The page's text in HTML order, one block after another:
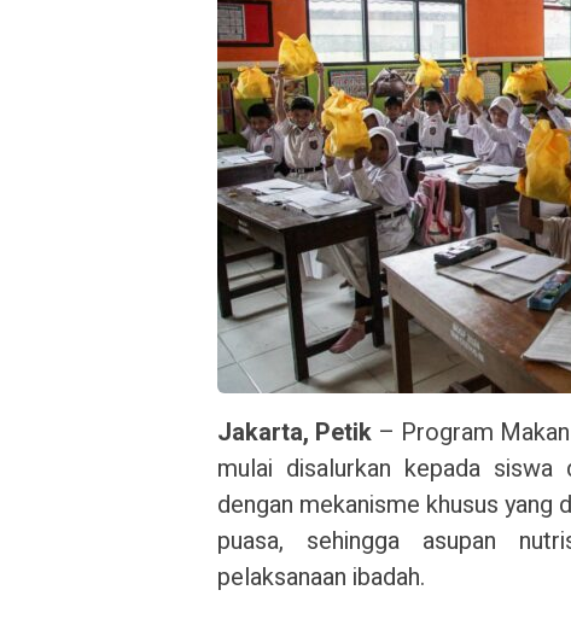
Jakarta, Petik – Program
mulai disalurkan kepada siswa
dengan mekanisme khusus yang
puasa, sehingga asupan
pelaksanaan ibadah.